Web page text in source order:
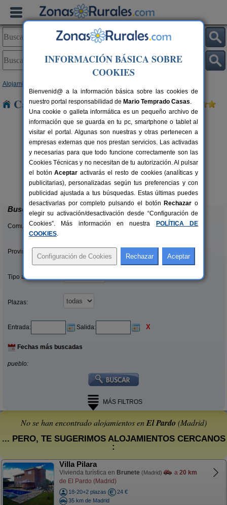
Alojamientos
Casas Rurales cerca de El Pardo
8+4 pers.
desde40 €
Jaza Paraiso
Cercedilla (Madrid)
Buscar
Comunidades:
Provincias/Islas:
Tipo alquiler:
Plazas:
Entrada: Salida: X
Fechas más buscadas
pueblo:
MÁS FILTROS
No se han encontrado alojamientos enEl Pardo (Madrid)
... PERO, TE SUGERIMOS ALOJAMIENTOS CERCANOS
:
Villa Pilara
Vivienda turística en Brunete (Madrid) a 20 km
de El Pardo (Madrid)
18-20+2 plazas
24 €
35 km de Madrid
INFORMACIÓN BÁSICA SOBRE
COOKIES
Bienvenid@ a la información básica sobre las cookies de
nuestro portal responsabilidad de Mario Temprado Casas.
Una cookie o galleta informática es un pequeño archivo de
información que se guarda en tu pc, smartphone o tablet al
visitar el portal. Algunas son nuestras y otras pertenecen a
empresas externas que nos prestan servicios. Las activadas
y necesarias para que todo funcione correctamente son las
Cookies Técnicas y no necesitan de tu autorización. Al pulsar
el botónAceptar activarás el resto de cookies (analíticas y
publicitarias), personalizadas según tus preferencias y con
publicidad ajustada a tus búsquedas. Estas últimas puedes
desactivarlas por completo pulsando el botón Rechazar o
elegir su activación/desactivación desde “Configuración de
Cookies”. Más información en nuestra
POLÍTICA DE
COOKIES.